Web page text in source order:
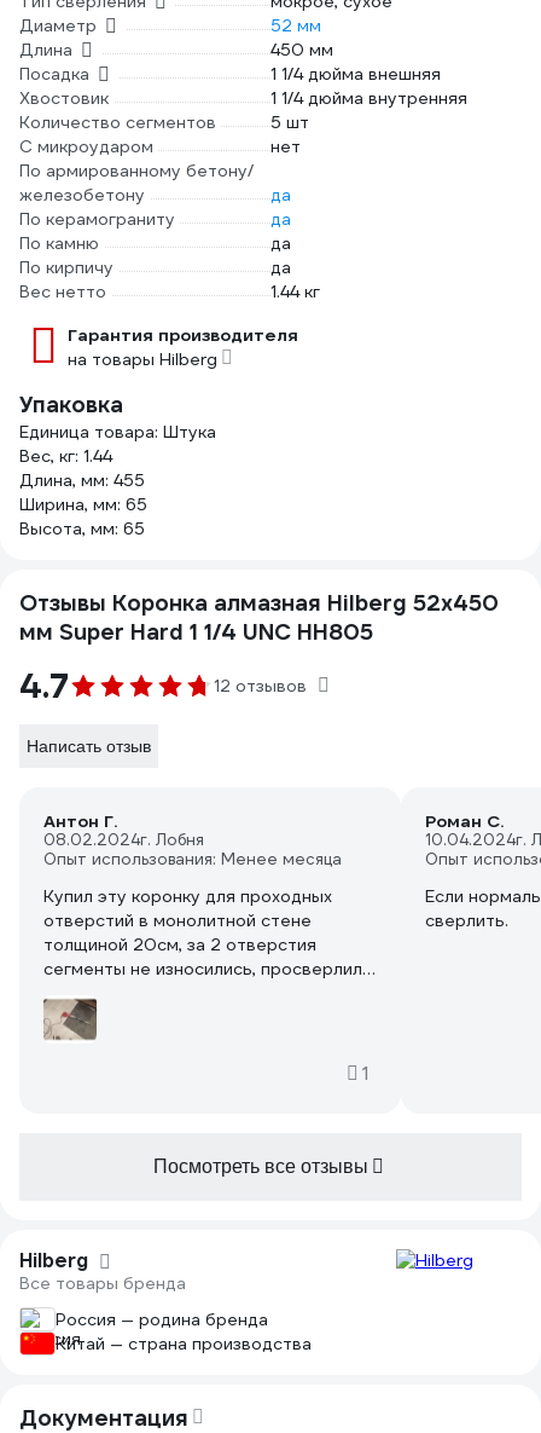
Диаметр
52 мм
Длина
450 мм
Посадка
1 1/4 дюйма внешняя
Хвостовик
1 1/4 дюйма внутренняя
Количество сегментов
5 шт
С микроударом
нет
По армированному бетону/
железобетону
да
По керамограниту
да
По камню
да
По кирпичу
да
Вес нетто
1.44 кг
Гарантия производителя
на товары Hilberg
Упаковка
Единица товара: Штука
Вес, кг: 1.44
Длина, мм: 455
Ширина, мм: 65
Высота, мм: 65
Отзывы Коронка алмазная Hilberg 52x450
мм Super Hard 1 1/4 UNC HH805
4.7 12 отзывов
Написать отзыв
Антон Г.
08.02.2024г. Лобня
Опыт использования: Менее месяца
Купил эту коронку для проходных
отверстий в монолитной стене
толщиной 20см, за 2 отверстия
сегменты не износились, просверлил
достаточно легко и быстро
1
Роман С.
10.04.2024г.
Опыт
Если
сверлить.
Посмотреть все отзывы
Hilberg
Все товары бренда
Россия — родина бренда
Китай — страна производства
Документация